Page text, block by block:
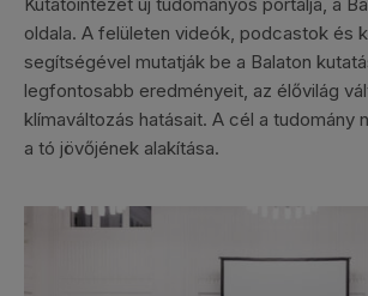
oldala. A felületen videók, podcastok és
segítségével mutatják be a Balaton
legfontosabb eredményeit, az élővilág
klímaváltozás hatásait. A cél a tudomány
a tó jövőjének alakítása.